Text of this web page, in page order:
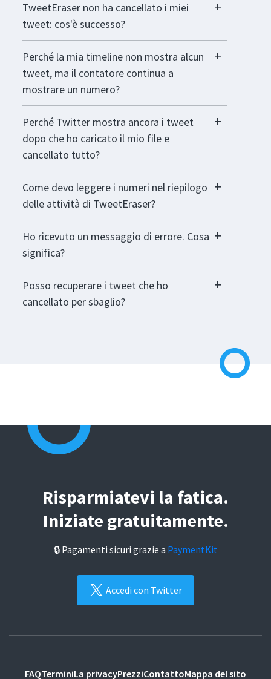
TweetEraser non ha cancellato i miei
tweet: cos'è successo?
Perché la mia timeline non mostra alcun
tweet, ma il contatore continua a
mostrare un numero?
Perché Twitter mostra ancora i tweet
dopo che ho caricato il mio file e
cancellato tutto?
Come devo leggere i numeri nel riepilogo
delle attività di TweetEraser?
Ho ricevuto un messaggio di errore. Cosa
significa?
Posso recuperare i tweet che ho
cancellato per sbaglio?
Risparmiatevi la fatica.
Iniziate gratuitamente.
🔒 Pagamenti sicuri grazie a PaymentKit
Accedi con Twitter
FAQTerminiLa privacyPrezziContattoMappa del sito